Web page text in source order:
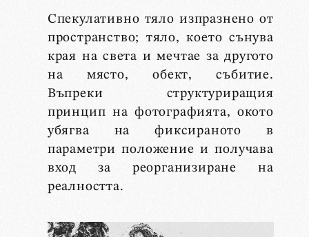
Спекулативно тяло изпразнено от
пространство; тяло, което сънува
края на света и мечтае за другото
на място, обект, събитие.
Въпреки структуриращия
принцип на фотографията, окото
убягва на фиксираното в
параметри положение и получава
вход за реорганизиране на
реалността.